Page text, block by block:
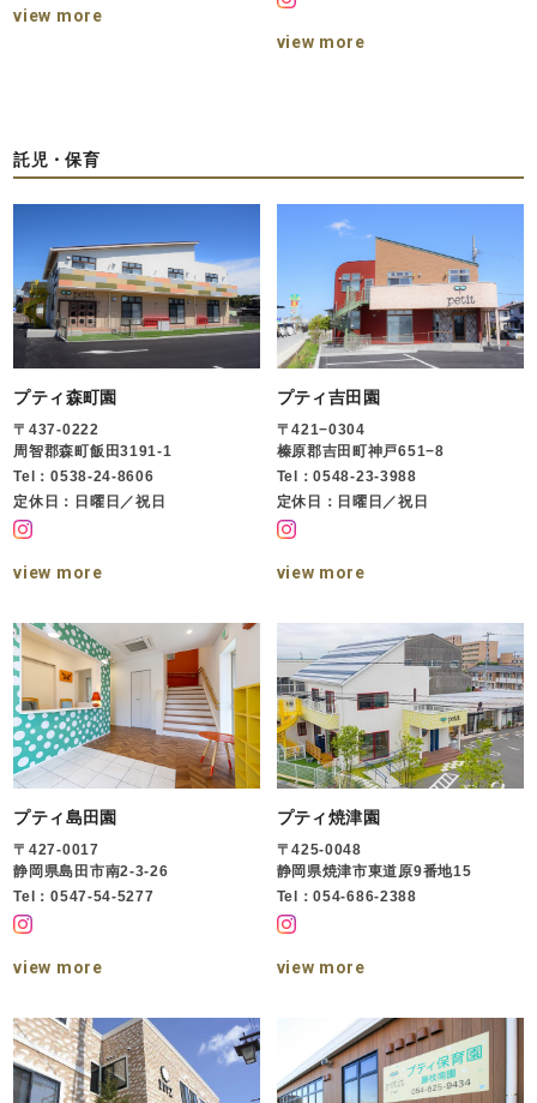
view more
view more
託児・保育
プティ森町園
〒437-0222
周智郡森町飯田3191-1
Tel：0538-24-8606
定休日：日曜日／祝日
view more
プティ吉田園
〒421−0304
榛原郡吉田町神戸651−8
Tel：0548-23-3988
定休日：日曜日／祝日
view more
プティ島田園
〒427-0017
静岡県島田市南2-3-26
Tel：0547-54-5277
view more
プティ焼津園
〒425-0048
静岡県焼津市東道原9番地15
Tel：054-686-2388
view more